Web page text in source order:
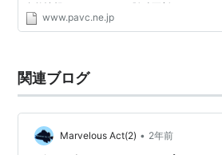
自然情報へ ツイッターも随時更新 Tweets by
fukushimagata 五階企画展示室（要入館料）
www.pavc.ne.jp
関連ブログ
Marvelous Act(2) • 2年前